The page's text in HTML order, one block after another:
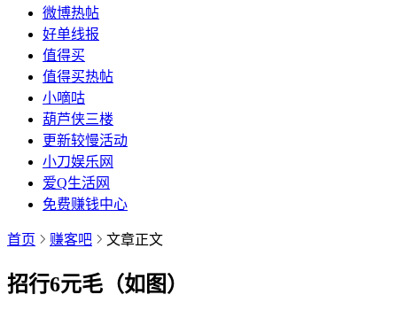
微博热帖
好单线报
值得买
值得买热帖
小嘀咕
葫芦侠三楼
更新较慢活动
小刀娱乐网
爱Q生活网
免费赚钱中心
首页 赚客吧 文章正文
招行6元毛（如图）